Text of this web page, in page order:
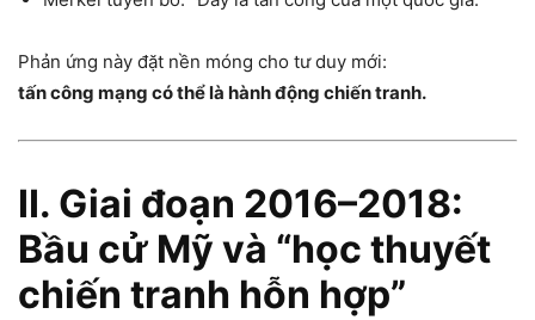
Phản ứng này đặt nền móng cho tư duy mới:
tấn công mạng có thể là hành động chiến tranh.
II. Giai đoạn 2016–2018:
Bầu cử Mỹ và “học thuyết
chiến tranh hỗn hợp”